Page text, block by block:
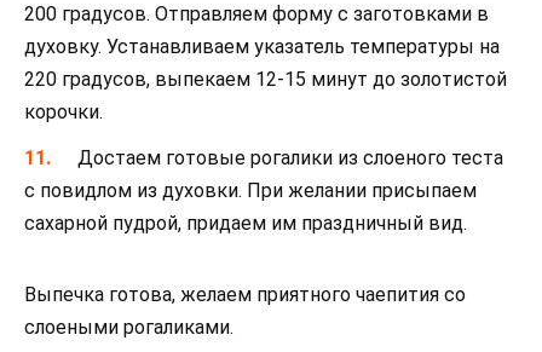
200 градусов. Отправляем форму с заготовками в
духовку. Устанавливаем указатель температуры на
220 градусов, выпекаем 12-15 минут до золотистой
корочки.
Достаем готовые рогалики из слоеного теста
с повидлом из духовки. При желании присыпаем
сахарной пудрой, придаем им праздничный вид.
Выпечка готова, желаем приятного чаепития со
слоеными рогаликами.